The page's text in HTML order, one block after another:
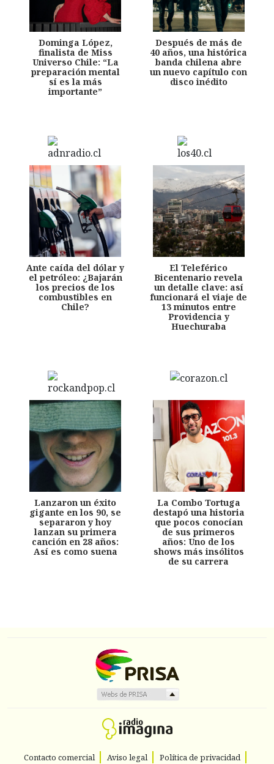
Dominga López,
finalista de Miss
Universo Chile: “La
preparación mental
sí es la más
importante”
Después de más de
40 años, una histórica
banda chilena abre
un nuevo capítulo con
disco inédito
Ante caída del dólar y
el petróleo: ¿Bajarán
los precios de los
combustibles en
Chile?
El Teleférico
Bicentenario revela
un detalle clave: así
funcionará el viaje de
13 minutos entre
Providencia y
Huechuraba
Lanzaron un éxito
gigante en los 90, se
separaron y hoy
lanzan su primera
canción en 28 años:
Así es como suena
La Combo Tortuga
destapó una historia
que pocos conocían
de sus primeros
años: Uno de los
shows más insólitos
de su carrera
Contacto comercial Aviso legal
Política de privacidad